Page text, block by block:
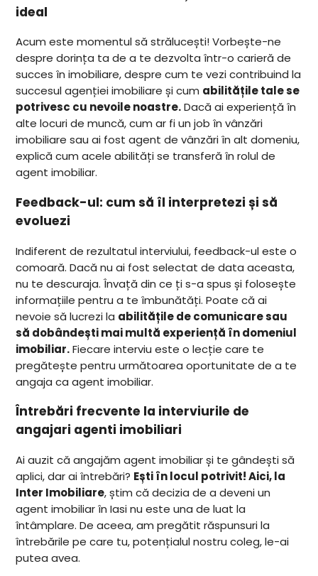
ideal
Acum este momentul să strălucești! Vorbește-ne
despre dorința ta de a te dezvolta într-o carieră de
succes în imobiliare, despre cum te vezi contribuind la
succesul agenției imobiliare și cum abilitățile tale se
potrivesc cu nevoile noastre.Dacă ai experiență în
alte locuri de muncă, cum ar fi un job în vânzări
imobiliare sau ai fost agent de vânzări în alt domeniu,
explică cum acele abilități se transferă în rolul de
agent imobiliar.
Feedback-ul: cum să îl interpretezi și să
evoluezi
Indiferent de rezultatul interviului, feedback-ul este o
comoară. Dacă nu ai fost selectat de data aceasta,
nu te descuraja. Învață din ce ți s-a spus și folosește
informațiile pentru a te îmbunătăți. Poate că ai
nevoie să lucrezi la abilitățile de comunicare sau
să dobândești mai multă experiență în domeniul
imobiliar.Fiecare interviu este o lecție care te
pregătește pentru următoarea oportunitate de a te
angaja ca agent imobiliar.
Întrebări frecvente la interviurile de
angajari agenti imobiliari
Ai auzit că angajăm agent imobiliar și te gândești să
aplici, dar ai întrebări? Ești în locul potrivit! Aici, la
Inter Imobiliare, știm că decizia de a deveni un
agent imobiliar în Iasi nu este una de luat la
întâmplare. De aceea, am pregătit răspunsuri la
întrebările pe care tu, potențialul nostru coleg, le-ai
putea avea.